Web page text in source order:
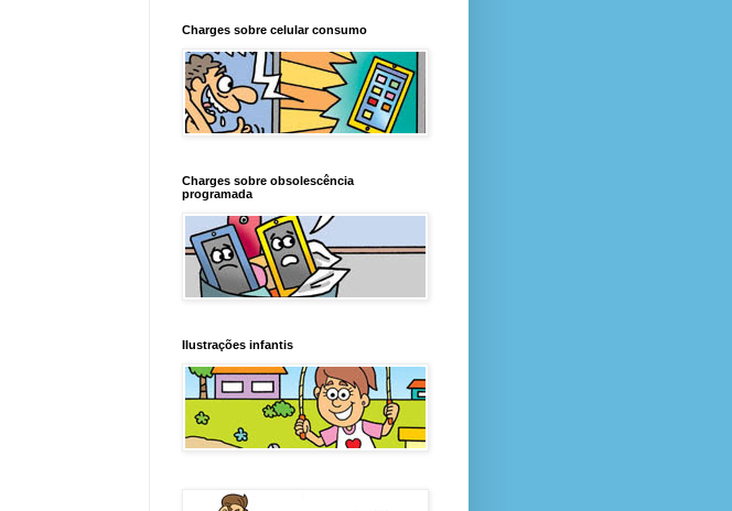
Charges sobre celular consumo
Charges sobre obsolescência
programada
Ilustrações infantis